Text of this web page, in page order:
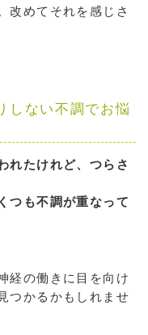
改めてそれを感じさ
しない不調でお悩
れたけれど、つらさ
つも不調が重なって
経の働きに目を向け
つかるかもしれませ